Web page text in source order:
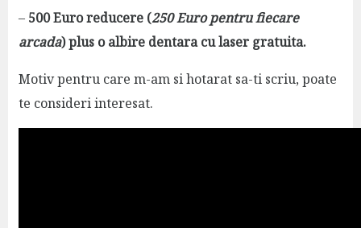
– 500 Euro reducere (250 Euro pentru fiecare
arcada) plus o albire dentara cu laser gratuita.
Motiv pentru care m-am si hotarat sa-ti scriu, poate
te consideri interesat.